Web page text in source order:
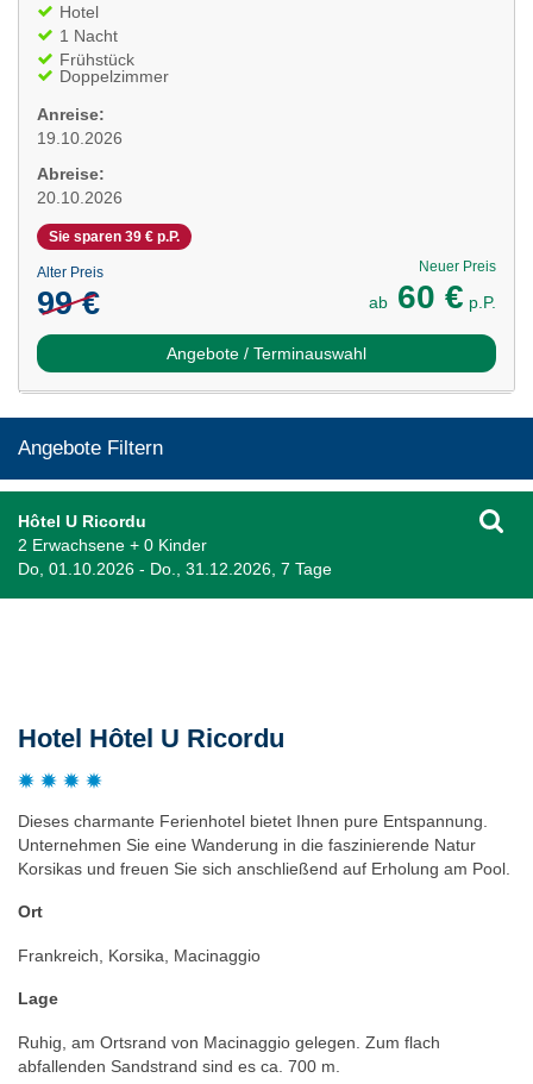
Hotel
1 Nacht
Frühstück
Doppelzimmer
Anreise:
19.10.2026
Abreise:
20.10.2026
Sie sparen 39 € p.P.
Alter Preis
99 €
Neuer Preis
ab 60 € p.P.
Angebote / Terminauswahl
Angebote Filtern
Hôtel U Ricordu
2 Erwachsene + 0 Kinder
Do, 01.10.2026 - Do., 31.12.2026, 7 Tage
Hotel Hôtel U Ricordu
Dieses charmante Ferienhotel bietet Ihnen pure Entspannung.
Unternehmen Sie eine Wanderung in die faszinierende Natur
Korsikas und freuen Sie sich anschließend auf Erholung am Pool.
Ort
Frankreich, Korsika, Macinaggio
Lage
Ruhig, am Ortsrand von Macinaggio gelegen. Zum flach
abfallenden Sandstrand sind es ca. 700 m.